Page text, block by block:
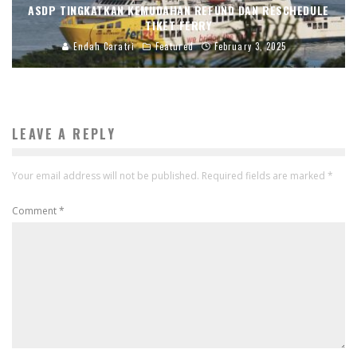
ASDP TINGKATKAN KEMUDAHAN REFUND DAN RESCHEDULE
TIKET FERRY
Endah Caratri Featured February 3, 2025
LEAVE A REPLY
Your email address will not be published. Required fields are marked *
Comment*